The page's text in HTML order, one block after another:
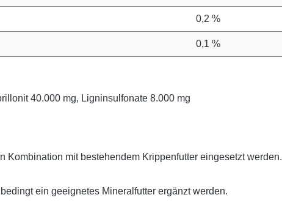
0,2 %
0,1 %
40.000 mg, Ligninsulfonate 8.000 mg
Kombination mit bestehendem Krippenfutter eingesetzt werden.
ein geeignetes Mineralfutter ergänztwerden.